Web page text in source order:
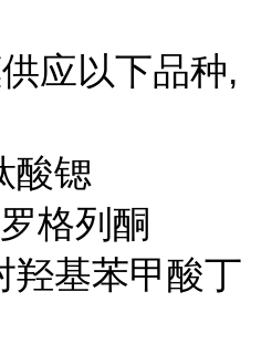
应以下品种,
酸锶
格列酮
羟基苯甲酸丁